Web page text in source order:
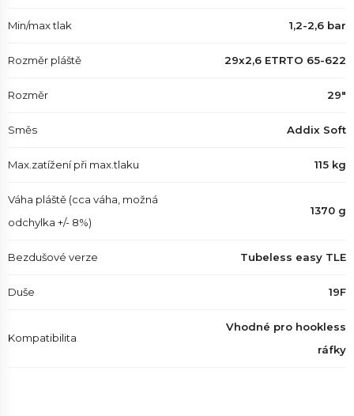
Min/max tlak 1,2-2,6 bar
Rozměr pláště 29x2,6 ETRTO 65-622
Rozměr 29"
Směs Addix Soft
Max.zatížení při max.tlaku 115 kg
Váha pláště (cca váha, možná
odchylka +/- 8%)
1370 g
Bezdušové verze Tubeless easy TLE
Duše 19F
Kompatibilita
Vhodné pro hookless
ráfky